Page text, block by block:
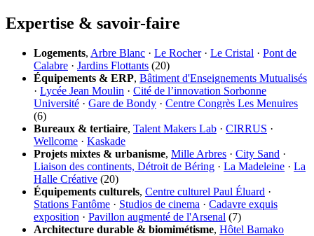
Expertise & savoir-faire
Logements, Arbre Blanc · Le Rocher· Le Cristal · Pont de
Calabre · Jardins Flottants (20)
Équipements & ERP, Bâtiment d'Enseignements Mutualisés
· Lycée Jean Moulin · Cité de l’innovation Sorbonne
Université · Gare de Bondy · Centre Congrès Les Menuires
(6)
Bureaux & tertiaire, Talent Makers Lab · CIRRUS ·
Wellcome · Kaskade
Projets mixtes & urbanisme, Mille Arbres · City Sand ·
Liaison des continents, Détroit de Béring · La Madeleine · La
Halle Créative (20)
Équipements culturels, Centre culturel Paul Éluard ·
Stations Fantôme · Studios de cinema · Cadavre exquis
exposition · Pavillon augmenté de l'Arsenal (7)
Architecture durable & biomimétisme, Hôtel Bamako